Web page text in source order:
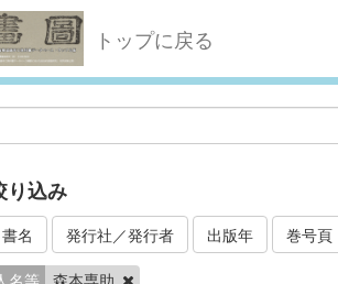
トップに戻る
り込み
書名 発行社／発行者 出版年 巻号頁
名等 森本専助